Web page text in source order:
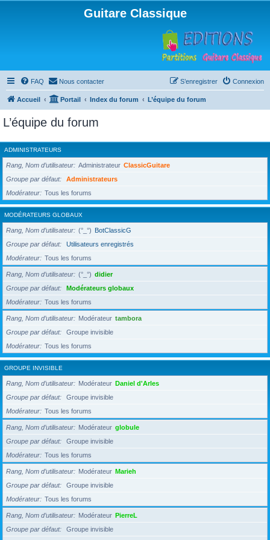
Guitare Classique
FAQ Nous contacter Connexion
S’enregistrer
Accueil Portail Index du forum L’équipe du forum
L’équipe du forum
ADMINISTRATEURS
Rang, Nom d’utilisateur Administrateur ClassicGuitare
Groupe par défaut
Administrateurs
Modérateur
Tous les forums
MODÉRATEURS GLOBAUX
Rang, Nom d’utilisateur (°_°) BotClassicG
Groupe par défaut
Utilisateurs enregistrés
Modérateur
Tous les forums
Rang, Nom d’utilisateur (°_°) didier
Groupe par défaut
Modérateurs globaux
Modérateur
Tous les forums
Rang, Nom d’utilisateur Modérateur tambora
Groupe par défaut
Groupe invisible
Modérateur
Tous les forums
GROUPE INVISIBLE
Rang, Nom d’utilisateur Modérateur Daniel d'Arles
Groupe par défaut
Groupe invisible
Modérateur
Tous les forums
Rang, Nom d’utilisateur Modérateur globule
Groupe par défaut
Groupe invisible
Modérateur
Tous les forums
Rang, Nom d’utilisateur Modérateur Marieh
Groupe par défaut
Groupe invisible
Modérateur
Tous les forums
Rang, Nom d’utilisateur Modérateur PierreL
Groupe par défaut
Groupe invisible